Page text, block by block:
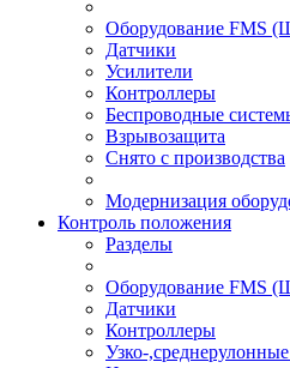
Оборудование FMS
Датчики
Усилители
Контроллеры
Беспроводные
Взрывозащита
Снято с производства
Модернизация
Контроль положения
Разделы
Оборудование FMS
Датчики
Контроллеры
Узко-